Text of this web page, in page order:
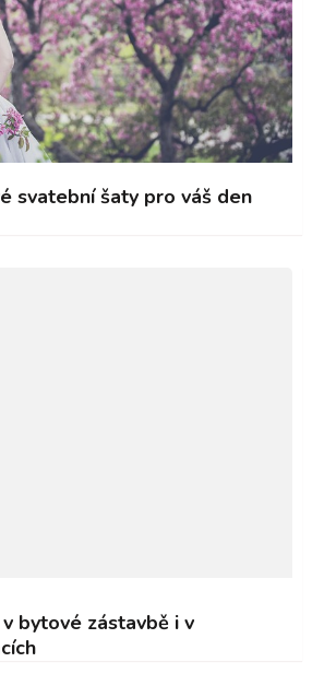
svatební šaty pro váš den
bytové zástavbě i v